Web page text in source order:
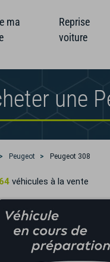
ma
Reprise
voiture
une
Peugeot Peugeot 308
64véhicules à la vente